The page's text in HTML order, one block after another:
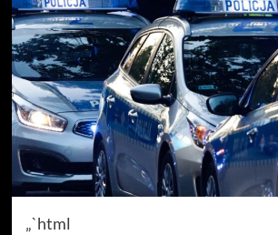
„`html